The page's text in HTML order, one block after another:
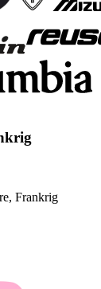
Frankrig